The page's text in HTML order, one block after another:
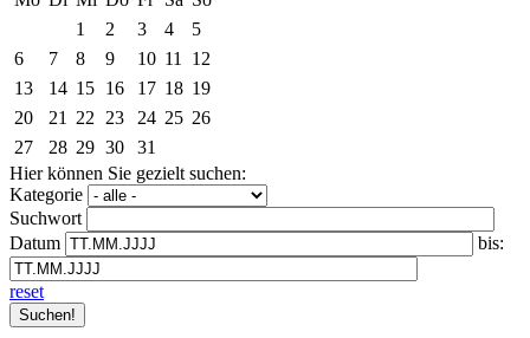
1
2 3 4
5
6
7 8 9 10 11
12
13
14 15 16 17 18 19
20
21 22 23 24 25 26
27
28 29 30
31
Hier können Sie gezielt suchen:
Kategorie
Suchwort
Datum
bis:
reset